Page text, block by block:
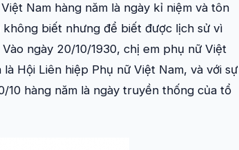
Nam hàng năm là ngày kỉ niệm và tôn
biết nhưng để biết được lịch sử vì
ngày 20/10/1930, chị em phụ nữ Việt
Hội Liên hiệp Phụ nữ Việt Nam, và với sự
10 hàng năm là ngày truyền thống của tổ